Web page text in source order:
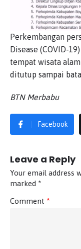
Perkembangan
Disease (COVID-
tempat wisata
ditutup sampai
BTN Merbabu
Facebook
Leave a Reply
Your email address
marked *
Comment *